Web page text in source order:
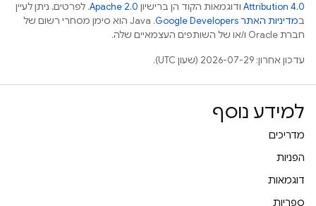
Attribution 4.0 ודוגמאות הקוד הן ברישיון Apache 2.0. לפרטים, ניתן לעיין
במדיניות האתר Google Developers‏
.‏ Java הוא סימן מסחרי רשום של
חברת Oracle ו/או של השותפים העצמאיים שלה.
עדכון אחרון: 2026-07-29 (שעון UTC).
למידע נוסף
מדריכים
הפניות
דוגמאות
ספריות